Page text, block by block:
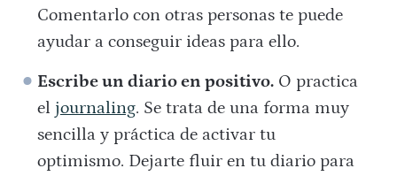
Comentarlo con otras personas te puede
ayudar a conseguir ideas para ello.
Escribe un diario en positivo. O practica
el journaling. Se trata de una forma muy
sencilla y práctica de activar tu
optimismo. Dejarte fluir en tu diario para